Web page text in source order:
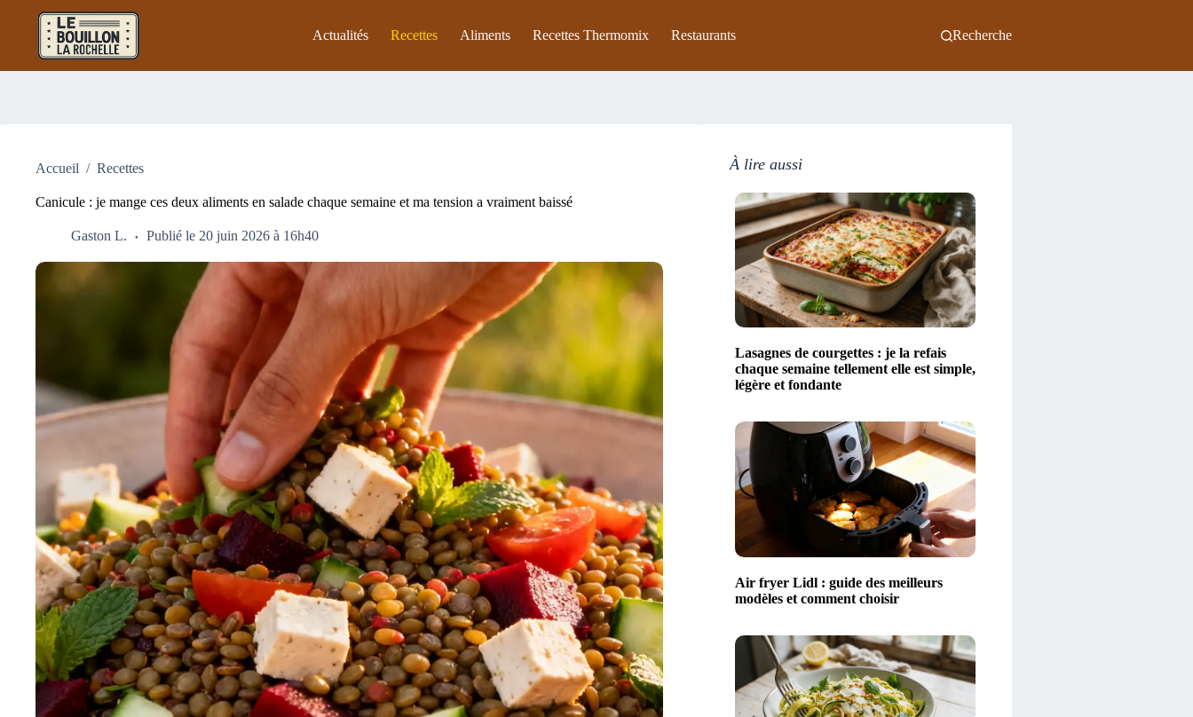
Actualités Recettes Aliments Recettes Thermomix Restaurants Recherche
Accueil / Recettes
Canicule : je mange ces deux aliments en salade chaque semaine et ma tension a vraiment baissé
Gaston L. Publié le 20 juin 2026 à 16h40
À lire aussi
Lasagnes de courgettes : je la refais
chaque semaine tellement elle est simple,
légère et fondante
Air fryer Lidl : guide des meilleurs
modèles et comment choisir